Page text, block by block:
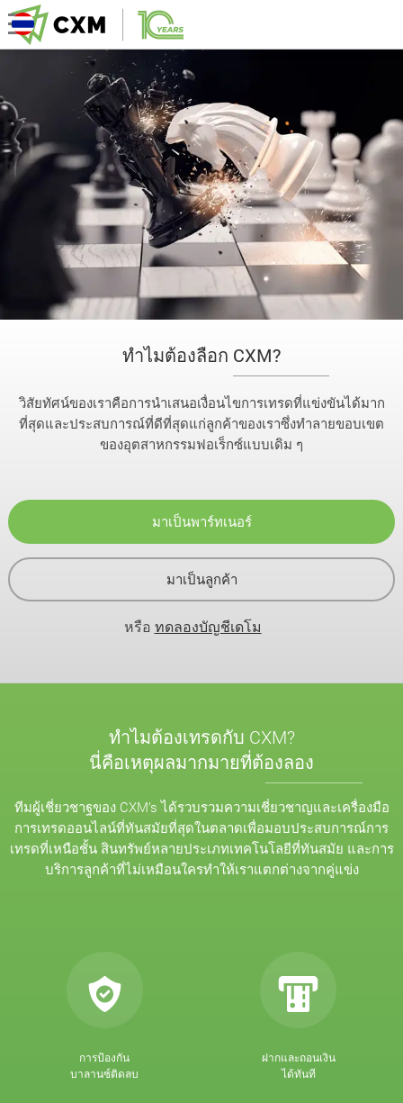
ทำไมต้องลือก CXM?
วิสัยทัศน์ของเราคือการนำเสนอเงื่อนไขการเทรดที่แข่งขันได้มาก
ที่สุดและประสบการณ์ที่ดีที่สุดแก่ลูกค้าของเราซึ่งทำลายขอบเขต
ของอุตสาหกรรมฟอเร็กซ์แบบเดิม ๆ
มาเป็นพาร์ทเนอร์
มาเป็นลูกค้า
หรือ ทดลองบัญชีเดโม
ทำไมต้องเทรดกับ CXM?
นี่คือเหตุผลมากมายที่ต้องลอง
ทีมผู้เชี่ยวชาฐของ CXM’s ได้รวบรวมความเชี่ยวชาญและเครื่องมือ
การเทรดออนไลน์ที่ทันสมัยที่สุดในตลาดเพื่อมอบประสบการณ์การ
เทรดที่เหนือชั้น สินทรัพย์หลายประเภทเทคโนโลยีที่ทันสมัย และการ
บริการลูกค้าที่ไม่เหมือนใครทำให้เราแตกต่างจากคู่แข่ง
การป้องกัน
บาลานซ์ติดลบ
ฝากและถอนเงิน
ได้ทันที